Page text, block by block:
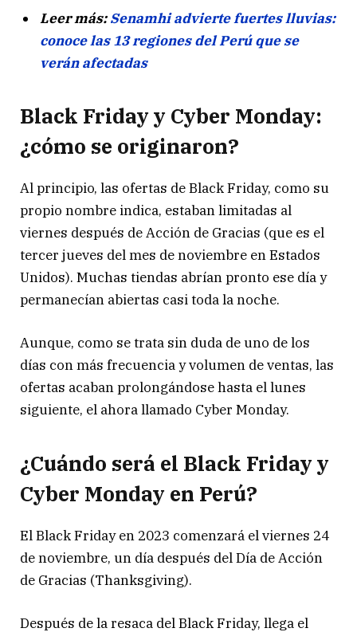
Leer más:Senamhi advierte fuertes lluvias:
conoce las 13 regiones del Perú que se
verán afectadas
Black Friday y Cyber Monday:
¿cómo se originaron?
Al principio, las ofertas de Black Friday, como su
propio nombre indica, estaban limitadas al
viernes después de Acción de Gracias (que es el
tercer jueves del mes de noviembre en Estados
Unidos). Muchas tiendas abrían pronto ese día y
permanecían abiertas casi toda la noche.
Aunque, como se trata sin duda de uno de los
días con más frecuencia y volumen de ventas, las
ofertas acaban prolongándose hasta el lunes
siguiente, el ahora llamado Cyber Monday.
¿Cuándo será el Black Friday y
Cyber Monday en Perú?
El Black Friday en 2023 comenzará el viernes 24
de noviembre, un día después del Día de Acción
de Gracias (Thanksgiving).
Después de la resaca del Black Friday, llega el